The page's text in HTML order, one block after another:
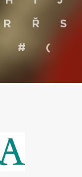
R Ř S
# (